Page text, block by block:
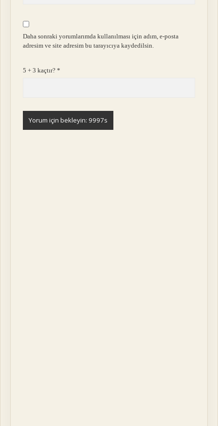
Daha sonraki yorumlarımda kullanılması için adım, e-posta
adresim ve site adresim bu tarayıcıya kaydedilsin.
5 + 3 kaçtır?*